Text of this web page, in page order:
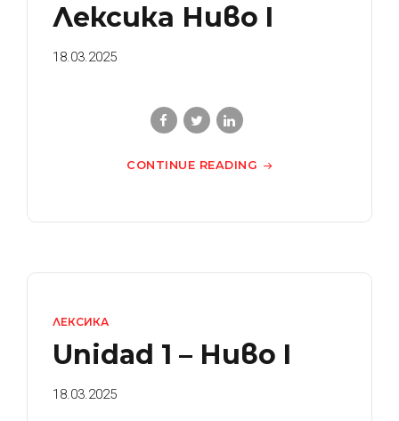
Лексика Ниво I
18.03.2025
CONTINUE READING
ЛЕКСИКА
Unidad 1 – Ниво I
18.03.2025